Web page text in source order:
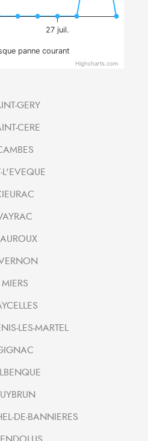
27 juil.
panne courant
Highcharts.com
GERY
CERE
L'EVEQUE
MIERS
LES-MARTEL
DE-BANNIERES